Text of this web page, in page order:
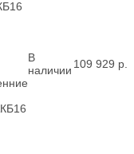
16
16
В
наличии 109 929 р.